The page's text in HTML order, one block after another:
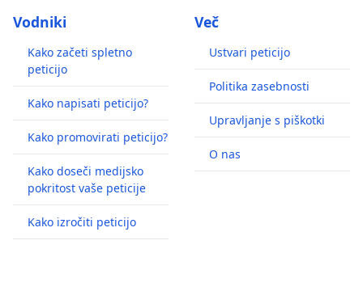
Vodniki
Kako začeti spletno
peticijo
Kako napisati peticijo?
Kako promovirati peticijo?
Kako doseči medijsko
pokritost vaše peticije
Kako izročiti peticijo
Več
Ustvari peticijo
Politika zasebnosti
Upravljanje s piškotki
O nas